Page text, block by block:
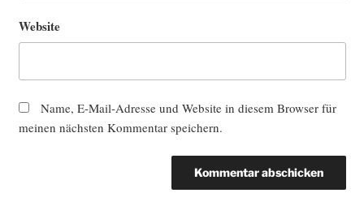
Website
Name, E-Mail-Adresse und Website in diesem Browser für
meinen nächsten Kommentar speichern.